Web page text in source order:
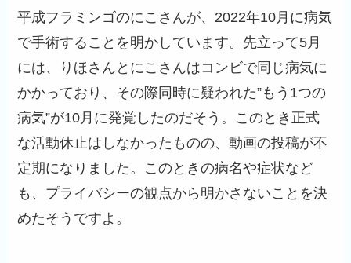
平成フラミンゴのにこさんが、2022年10月に病気
で手術することを明かしています。先立って5月
には、りほさんとにこさんはコンビで同じ病気に
かかっており、その際同時に疑われた”もう1つの
病気”が10月に発覚したのだそう。このとき正式
な活動休止はしなかったものの、動画の投稿が不
定期になりました。このときの病名や症状など
も、プライバシーの観点から明かさないことを決
めたそうですよ。